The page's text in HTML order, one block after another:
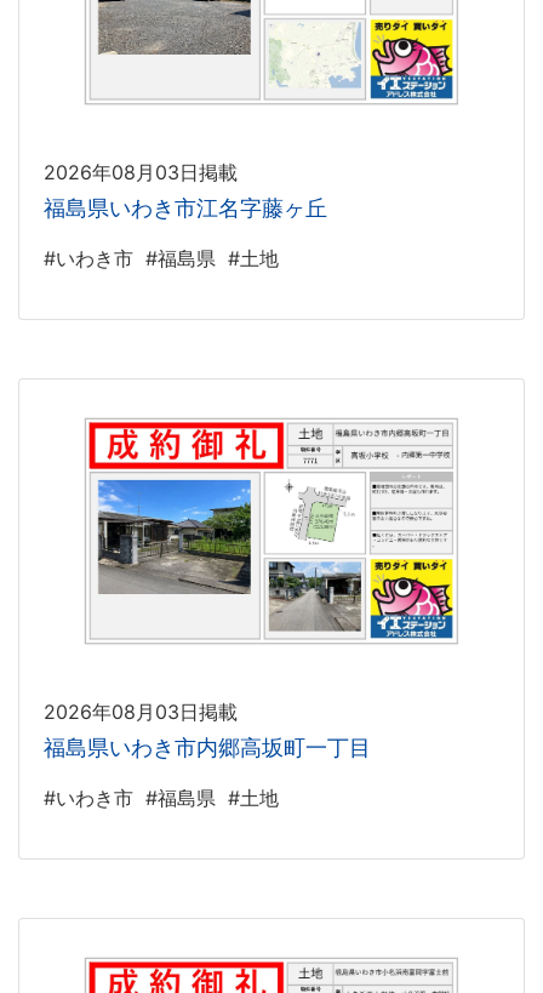
2026年08月03日掲載
福島県いわき市江名字藤ヶ丘
#いわき市 #福島県 #土地
2026年08月03日掲載
福島県いわき市内郷高坂町一丁目
#いわき市 #福島県 #土地